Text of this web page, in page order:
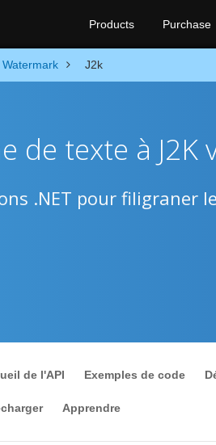
Products Purchase
Watermark J2k
de texte à J2K
.NET pour filigraner
de l'API Exemples de code
Apprendre